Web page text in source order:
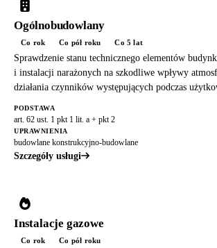
Ogólnobudowlany
Co rok Co pół roku Co 5 lat
Sprawdzenie stanu technicznego elementów
i instalacji narażonych na szkodliwe wpływy
działania czynników występujących podczas
PODSTAWA
art. 62 ust. 1 pkt 1 lit. a + pkt 2
UPRAWNIENIA
budowlane konstrukcyjno-budowlane
Szczegóły usługi
Instalacje gazowe
Co rok Co pół roku